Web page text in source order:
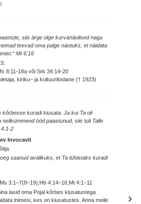
siis ärge olge kurvanäolised nagu
teevad oma palge näotuks, et näidata
Mt 6:16
8:11-18a või Srk 34:14-20
kiriku– ja kultuuriloolane († 1923)
kõrbesse kuradi kiusata. Ja kui Ta oli
nelikümmend ööd paastunud, siis tuli Talle
4:1-2
Invocavit
saanud avalikuks, et Ta tühistaks kuradi
3:1–7(8–19);Hb 4:14–16;Mt 4:1–11
lasid oma Pojal kõrbes kiusatustega
inimesi, kes on kiusatustes. Anna meile